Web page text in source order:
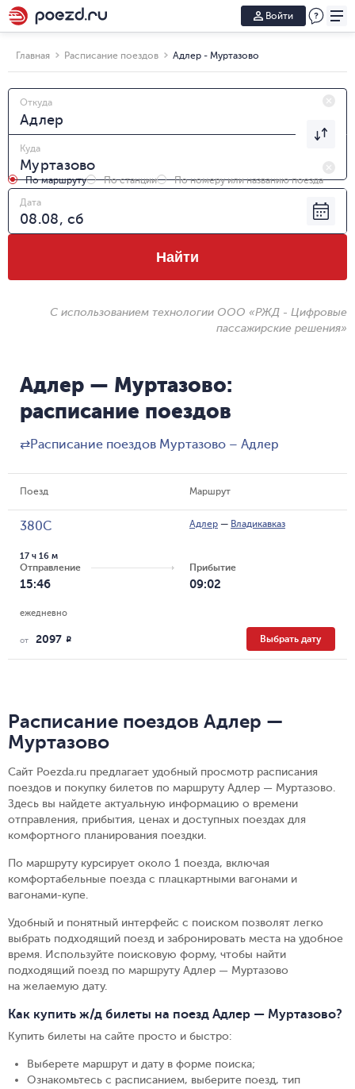
Войти
Главная Расписание поездов Адлер - Муртазово
Откуда
Куда
По маршруту По станции
По номеру или названию поезда
Дата
Найти
С использованием технологии ООО «РЖД - Цифровые
пассажирские решения»
Адлер — Муртазово:
расписание поездов
⇄Расписание поездов Муртазово – Адлер
Поезд Маршрут
380С Адлер — Владикавказ
Отправление
15:46
17 ч 16 м
Прибытие
09:02
ежедневно
от 2097 R Выбрать дату
Расписание поездов Адлер —
Муртазово
Сайт Poezda.ru предлагает удобный просмотр расписания
поездов и покупку билетов по маршруту Адлер — Муртазово.
Здесь вы найдете актуальную информацию о времени
отправления, прибытия, ценах и доступных поездах для
комфортного планирования поездки.
По маршруту курсирует около 1 поезда, включая
комфортабельные поезда с плацкартными вагонами и
вагонами-купе.
Удобный и понятный интерфейс с поиском позволят легко
выбрать подходящий поезд и забронировать места на удобное
время. Используйте поисковую форму, чтобы найти
подходящий поезд по маршруту Адлер — Муртазово
на желаемую дату.
Как купить ж/д билеты на поезд Адлер — Муртазово?
Купить билеты на сайте просто и быстро:
Выберете маршрут и дату в форме поиска;
Ознакомьтесь с расписанием, выберите поезд, тип